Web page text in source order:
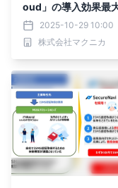
oud」の導入効果最
実現する 「Cato
s 伴走支援サービス」
供開始
2025-10-29 10:00
株式会社マクニカ